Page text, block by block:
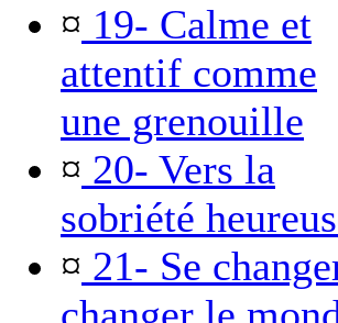
¤ 19- Calme et
attentif comme
une grenouille
¤ 20- Vers la
sobriété
¤ 21- Se